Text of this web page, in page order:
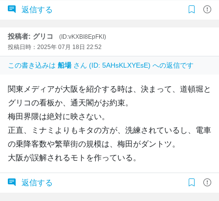
返信する
投稿者: グリコ
(ID:vKXBI8EpFKI)
投稿日時：2025年 07月 18日 22:52
この書き込みは 船場 さん (ID: 5AHsKLXYEsE) への返信です
関東メディアが大阪を紹介する時は、決まって、道頓堀と
グリコの看板か、通天閣がお約束。
梅田界隈は絶対に映さない。
正直、ミナミよりもキタの方が、洗練されているし、電車
の乗降客数や繁華街の規模は、梅田がダントツ。
大阪が誤解されるモトを作っている。
返信する